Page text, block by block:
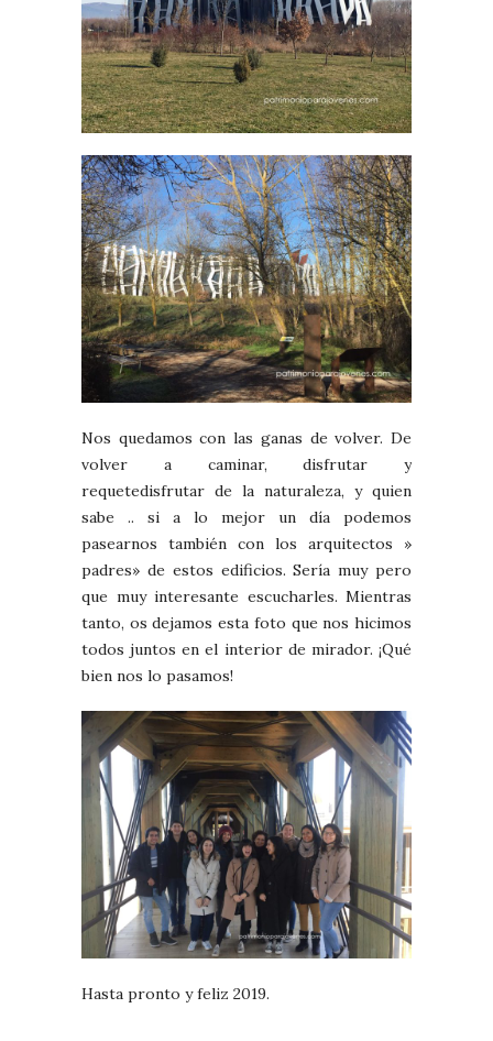
Nos quedamos con las ganas de volver. De
volver a caminar, disfrutar y
requetedisfrutar de la naturaleza, y quien
sabe .. si a lo mejor un día podemos
pasearnos también con los arquitectos »
padres» de estos edificios. Sería muy pero
que muy interesante escucharles. Mientras
tanto, os dejamos esta foto que nos hicimos
todos juntos en el interior de mirador. ¡Qué
bien nos lo pasamos!
Hasta pronto y feliz 2019.